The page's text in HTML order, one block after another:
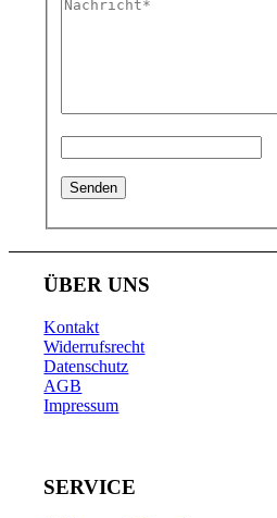
ÜBER UNS
Kontakt
Widerrufsrecht
Datenschutz
AGB
Impressum
SERVICE